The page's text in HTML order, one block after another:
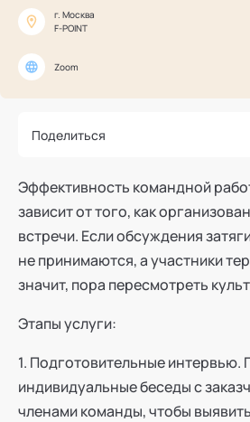
г. Москва
F-POINT
Zoom
Поделиться
Эффективность командной
зависит от того, как
встречи. Если обсуждения
не принимаются, а участники
значит, пора пересмотреть
Этапы услуги:
1. Подготовительные интервью.
индивидуальные беседы с
членами команды, чтобы
Поддержка
Режим работы и тп